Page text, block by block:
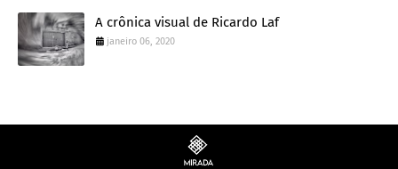
A crônica visual de Ricardo Laf
janeiro 06, 2020